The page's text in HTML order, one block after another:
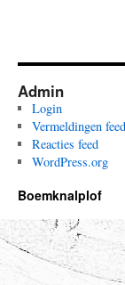
Admin
Login
Vermeldingen feed
Reacties feed
WordPress.org
Boemknalplof